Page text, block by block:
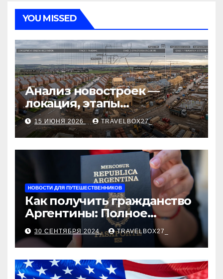
p
p
m
ss
ni
ki
ть
YOU MISSED
Анализ новостроек —
локация, этапы
строительства, проверка
застройщика, сценарии
оформления сделки и
рыночные ориентиры
15 ИЮНЯ 2026 TRAVELBOX27_
НОВОСТИ ДЛЯ ПУТЕШЕСТВЕННИКОВ
Как получить гражданство
Аргентины: Полное
руководство
30 СЕНТЯБРЯ 2024 TRAVELBOX27_